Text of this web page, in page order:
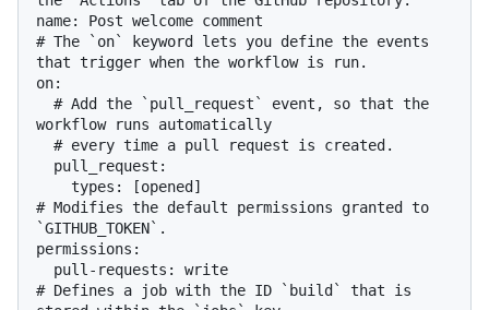
name: Post welcome comment
# The `on` keyword lets you define the events
that trigger when the workflow is run.
on:
workflow runs automatically
# Modifies the default permissions granted to
`GITHUB_TOKEN`.
permissions:
# Defines a job with the ID `build` that is